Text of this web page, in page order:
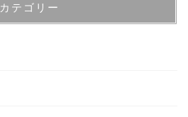
カテゴリー